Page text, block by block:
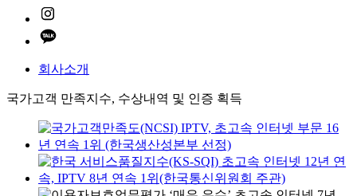
회사소개
국가고객 만족지수, 수상내역 및 인증 획득